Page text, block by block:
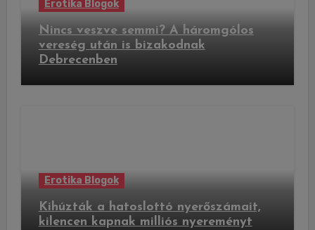
Erotika Blogok
Nincs veszve semmi? A háromgólos
vereség után is bizakodnak
Debrecenben
Erotika Blogok
Kihúzták a hatoslottó nyerőszámait,
kilencen kapnak milliós nyereményt